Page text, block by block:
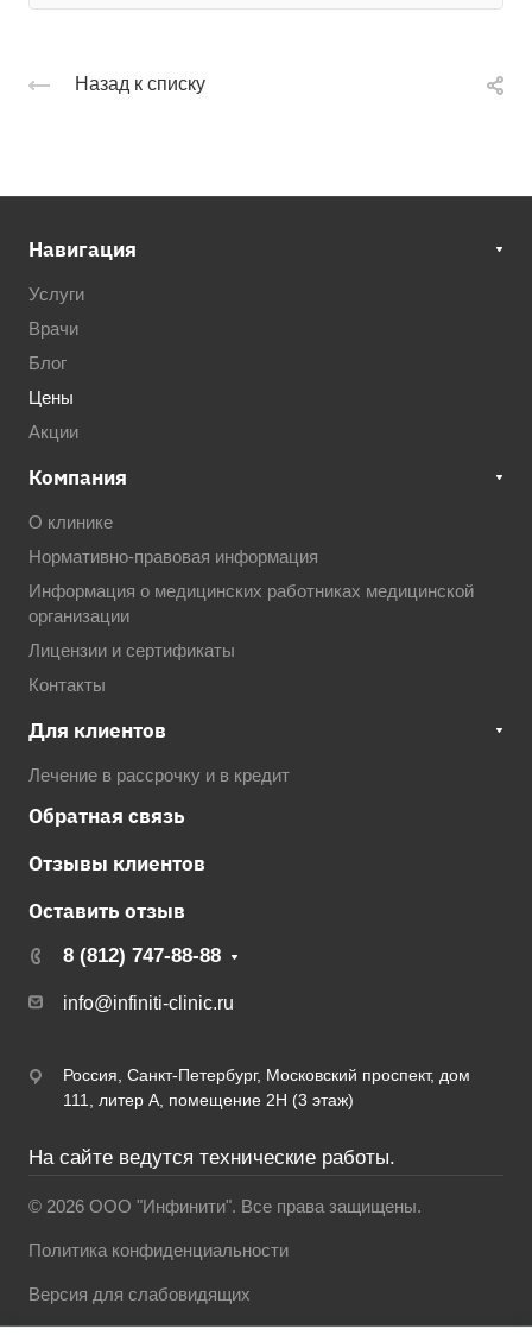
Назад к списку
Навигация
Услуги
Врачи
Блог
Цены
Акции
Компания
О клинике
Нормативно-правовая информация
Информация о медицинских работниках медицинской
организации
Лицензии и сертификаты
Контакты
Для клиентов
Лечение в рассрочку и в кредит
Обратная связь
Отзывы клиентов
Оставить отзыв
8 (812) 747-88-88
info@infiniti-clinic.ru
Россия, Санкт-Петербург, Московский проспект, дом
111, литер А, помещение 2Н (3 этаж)
На сайте ведутся технические работы.
© 2026 ООО "Инфинити". Все права защищены.
Политика конфиденциальности
Версия для слабовидящих